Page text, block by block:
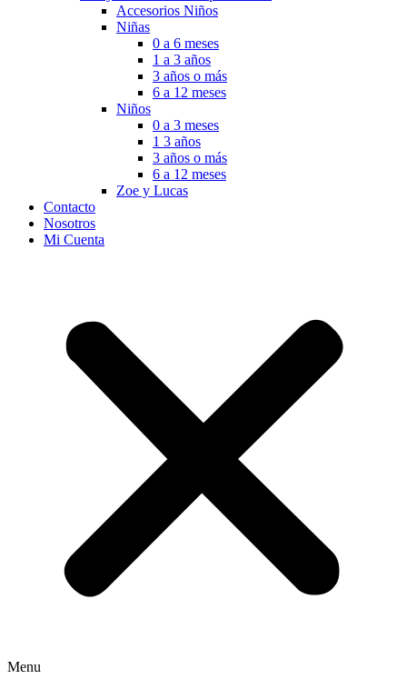
Accesorios Niños
Niñas
0 a 6 meses
1 a 3 años
3 años o más
6 a 12 meses
Niños
0 a 3 meses
1 3 años
3 años o más
6 a 12 meses
Zoe y Lucas
Contacto
Nosotros
Mi Cuenta
Menu